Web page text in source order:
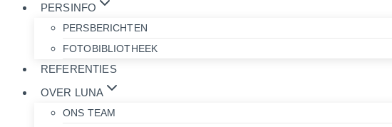
PERSINFO
PERSBERICHTEN
FOTOBIBLIOTHEEK
REFERENTIES
OVER LUNA
ONS TEAM